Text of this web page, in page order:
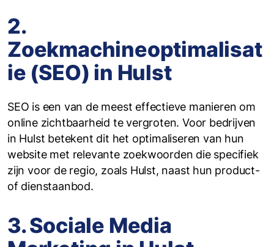
2.
Zoekmachineoptimalisat
ie (SEO) in Hulst
SEO is een van de meest effectieve manieren om
online zichtbaarheid te vergroten. Voor bedrijven
in Hulst betekent dit het optimaliseren van hun
website met relevante zoekwoorden die specifiek
zijn voor de regio, zoals Hulst, naast hun product-
of dienstaanbod.
3. Sociale Media